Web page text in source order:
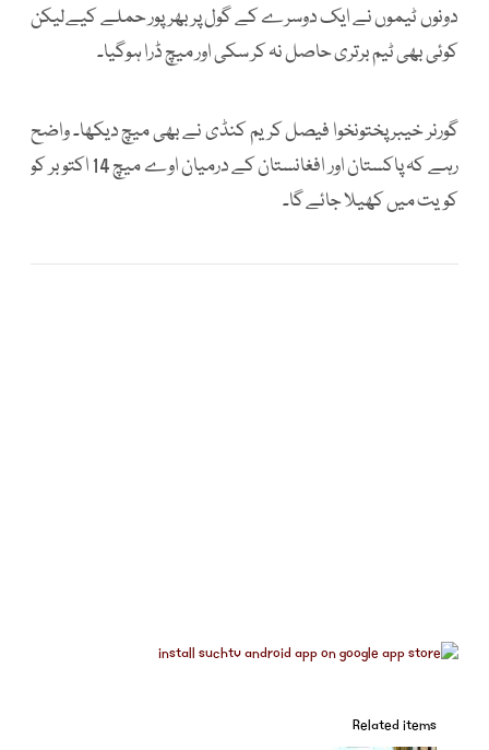
دونوں ٹیموں نے ایک دوسرے کے گول پر بھرپور حملے کیےلیکن
کوئی بھی ٹیم برتری حاصل نہ کر سکی اور میچ ڈرا ہوگیا۔
گورنر خیبر پختونخوا فیصل کریم کنڈی نے بھی میچ دیکھا۔ واضح
رہے کہ پاکستان اور افغانستان کے درمیان اوے میچ 14 اکتوبر کو
کویت میں کھیلا جائے گا۔
Related items